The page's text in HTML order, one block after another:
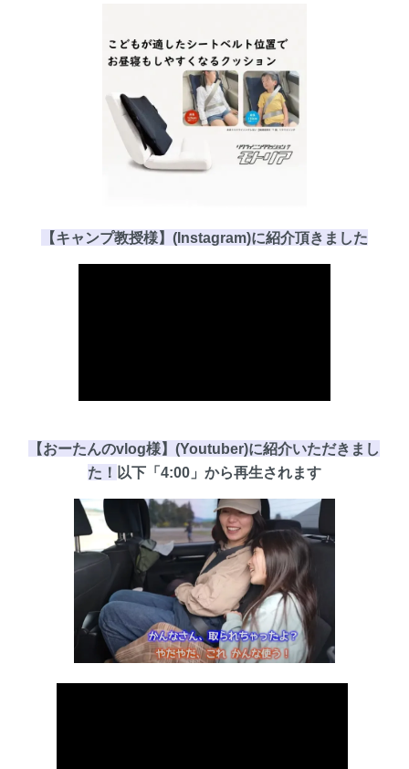
【キャンプ教授様】(Instagram)に紹介頂き ました
【おーたんのvlog様】(Youtuber)に紹介いただきまし
た！ 以下「4:00」 から再生されます